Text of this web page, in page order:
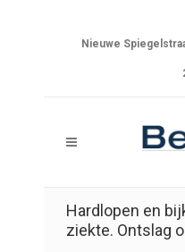
Nieuwe
Hardlopen en
ziekte. Ontslag